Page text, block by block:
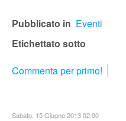
Pubblicato in Eventi
Etichettato sotto
Commenta per primo!
Sabato, 15 Giugno 2013 02:00